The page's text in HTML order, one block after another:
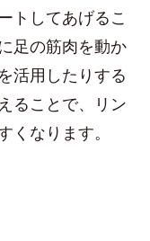
トしてあげるこ
足の筋肉を動か
活用したりする
ることで、リン
くなります。